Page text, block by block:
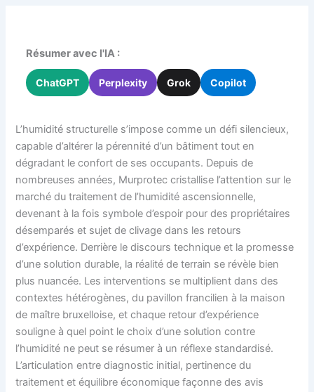
Résumer avec l'IA :
ChatGPT Perplexity Grok Copilot
L’humidité structurelle s’impose comme un défi silencieux,
capable d’altérer la pérennité d’un bâtiment tout en
dégradant le confort de ses occupants. Depuis de
nombreuses années, Murprotec cristallise l’attention sur le
marché du traitement de l’humidité ascensionnelle,
devenant à la fois symbole d’espoir pour des propriétaires
désemparés et sujet de clivage dans les retours
d’expérience. Derrière le discours technique et la promesse
d’une solution durable, la réalité de terrain se révèle bien
plus nuancée. Les interventions se multiplient dans des
contextes hétérogènes, du pavillon francilien à la maison
de maître bruxelloise, et chaque retour d’expérience
souligne à quel point le choix d’une solution contre
l’humidité ne peut se résumer à un réflexe standardisé.
L’articulation entre diagnostic initial, pertinence du
traitement et équilibre économique façonne des avis